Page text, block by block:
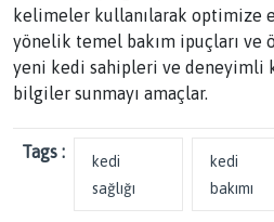
kelimeler kullanılarak optimize
yönelik temel bakım ipuçları ve
yeni kedi sahipleri ve deneyimli
bilgiler sunmayı amaçlar.
Tags :
kedi
sağlığı
kedi
bakımı